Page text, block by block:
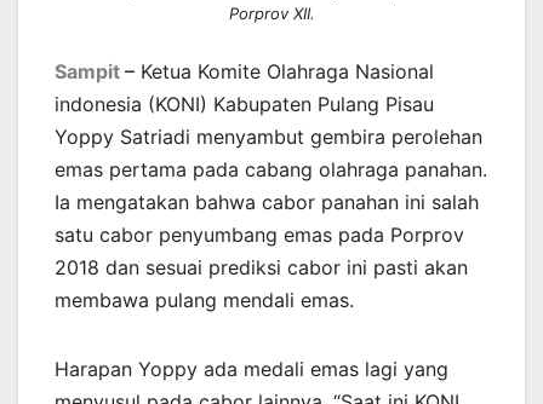
Porprov XII.
Sampit – Ketua Komite Olahraga Nasional
indonesia (KONI) Kabupaten Pulang Pisau
Yoppy Satriadi menyambut gembira perolehan
emas pertama pada cabang olahraga panahan.
Ia mengatakan bahwa cabor panahan ini salah
satu cabor penyumbang emas pada Porprov
2018 dan sesuai prediksi cabor ini pasti akan
membawa pulang mendali emas.
Harapan Yoppy ada medali emas lagi yang